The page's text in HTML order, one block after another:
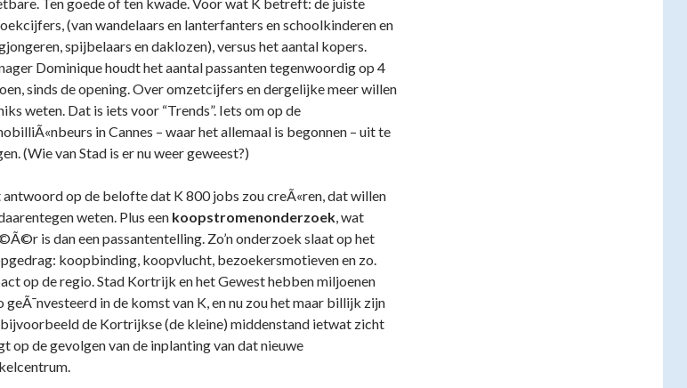
(van wandelaars en lanterfanters en schoolkinderen en
spijbelaars en daklozen), versus het aantal kopers.
Dominique houdt het aantal passanten tegenwoordig op 4
sinds de opening. Over omzetcijfers en dergelijke meer willen
weten. Dat is iets voor “Trends”. Iets om op de
in Cannes – waar het allemaal is begonnen – uit te
(Wie van Stad is er nu weer geweest?)
op de belofte dat K 800 jobs zou creÃ«ren, dat willen
weten. Plus een koopstromenonderzoek, wat
is dan een passantentelling. Zo’n onderzoek slaat op het
koopbinding, koopvlucht, bezoekersmotieven en zo.
op de regio. Stad Kortrijk en het Gewest hebben miljoenen
geÃ¯nvesteerd in de komst van K, en nu zou het maar billijk zijn
de Kortrijkse (de kleine) middenstand ietwat zicht
op de gevolgen van de inplanting van dat nieuwe